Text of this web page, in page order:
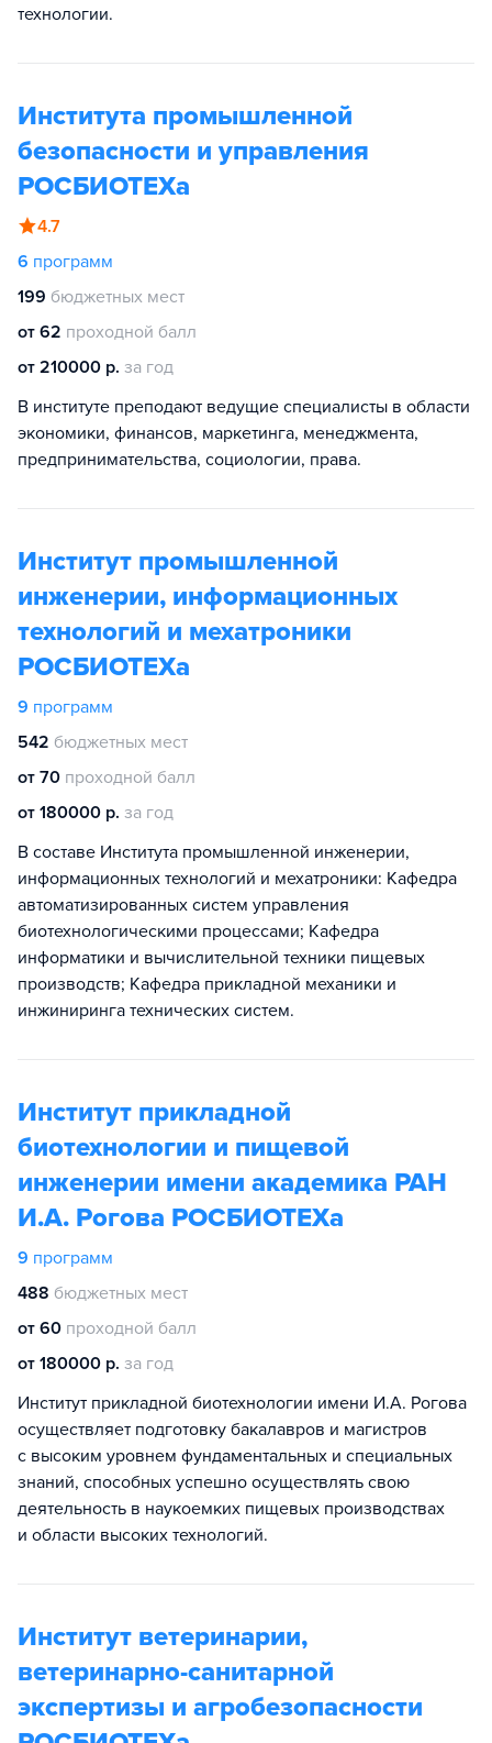
технологии.
Института промышленной
безопасности и управления
РОСБИОТЕХа
4.7
6 программ
199 бюджетных мест
от 62 проходной балл
от 210000 р. за год
В институте преподают ведущие специалисты в области
экономики, финансов, маркетинга, менеджмента,
предпринимательства, социологии, права.
Институт промышленной
инженерии, информационных
технологий и мехатроники
РОСБИОТЕХа
9 программ
542 бюджетных мест
от 70 проходной балл
от 180000 р. за год
В составе Института промышленной инженерии,
информационных технологий и мехатроники: Кафедра
автоматизированных систем управления
биотехнологическими процессами; Кафедра
информатики и вычислительной техники пищевых
производств; Кафедра прикладной механики и
инжиниринга технических систем.
Институт прикладной
биотехнологии и пищевой
инженерии имени академика РАН
И.А. Рогова РОСБИОТЕХа
9 программ
488 бюджетных мест
от 60 проходной балл
от 180000 р. за год
Институт прикладной биотехнологии имени И.А. Рогова
осуществляет подготовку бакалавров и магистров
с высоким уровнем фундаментальных и специальных
знаний, способных успешно осуществлять свою
деятельность в наукоемких пищевых производствах
и области высоких технологий.
Институт ветеринарии,
ветеринарно-санитарной
экспертизы и агробезопасности